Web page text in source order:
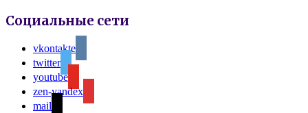
Социальные сети
vkontakte
twitter
youtube
zen-yandex
mail